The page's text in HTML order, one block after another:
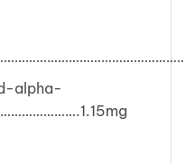
alpha-